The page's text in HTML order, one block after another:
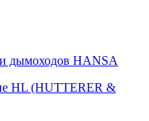
дымоходов HANSA
HL (HUTTERER &